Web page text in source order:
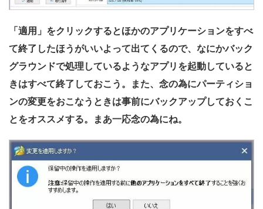
「適用」をクリックするとほかのアプリケーションをすべ
て終了したほうがいいよって出てくるので、なにかバック
グラウンドで処理しているようなアプリを起動していると
きはすべて終了しておこう。また、念の為にパーティショ
ンの変更をおこなうときは事前にバックアップしておくこ
とをオススメする。まあ一応念の為にね。